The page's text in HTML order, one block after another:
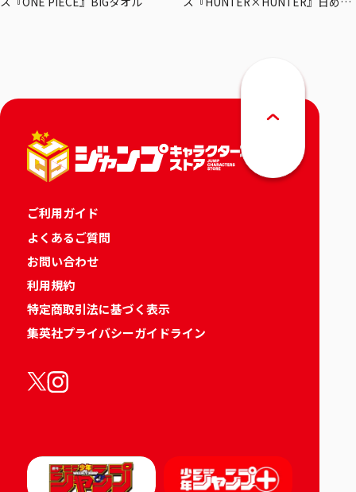
ご利用ガイド
よくあるご質問
お問い合わせ
利用規約
特定商取引法に基づく表示
集英社プライバシーガイドライン